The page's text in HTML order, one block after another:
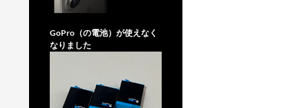
GoPro（の電池）が使えなく
なりました